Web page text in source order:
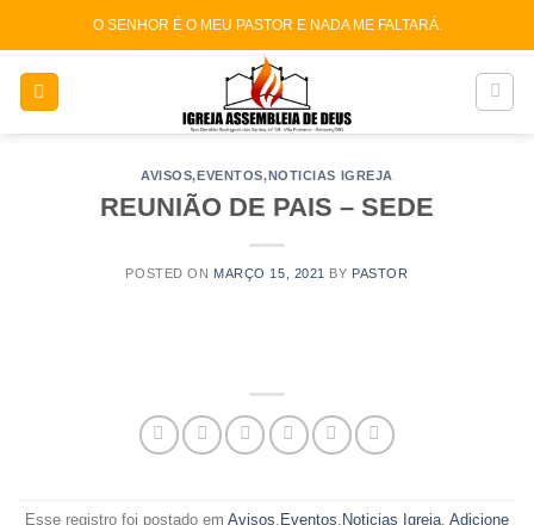
content
O SENHOR É O MEU PASTOR E NADA ME FALTARÁ.
AVISOS,EVENTOS,NOTICIAS IGREJA
REUNIÃO DE PAIS – SEDE
POSTED ON MARÇO 15, 2021 BY PASTOR
Esse registro foi postado em Avisos Eventos Noticias Igreja Adicione